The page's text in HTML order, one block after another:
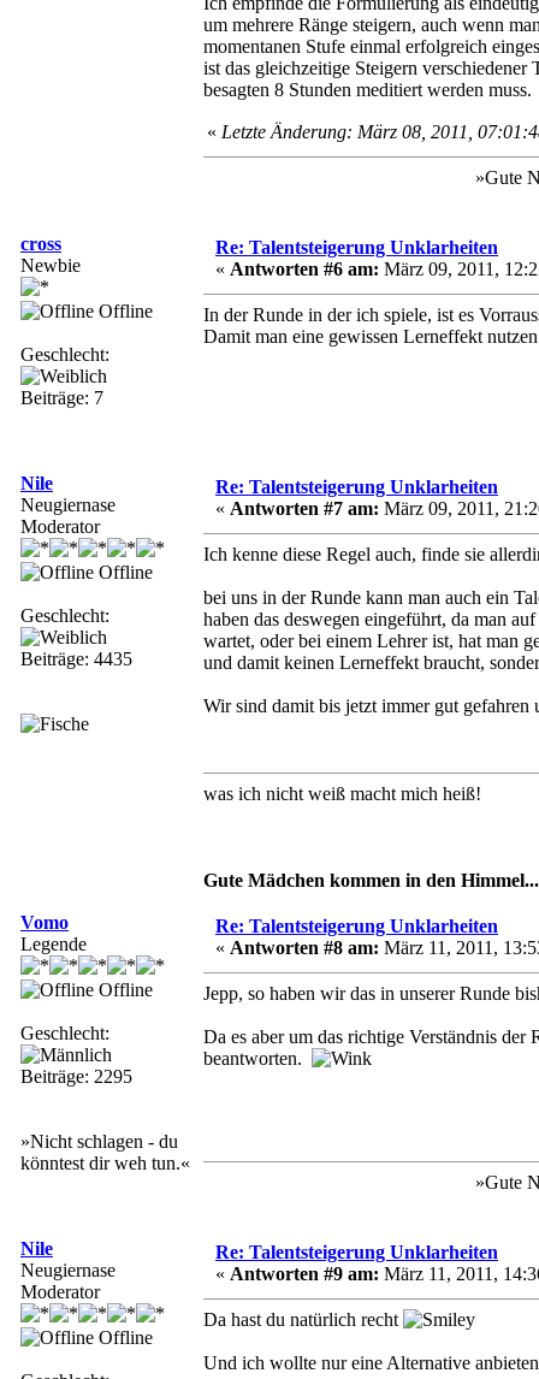
um mehrere Ränge steigern, auch wenn
momentanen Stufe einmal erfolgreich
ist das gleichzeitige Steigern verschiedener
besagten 8 Stunden meditiert werden muss.
« Letzte Änderung: März 08, 2011,
»Gute
cross
Newbie
Offline
Geschlecht:
Beiträge: 7
Re: Talentsteigerung Unklarheiten
« Antworten #6 am: März 09, 2011,
In der Runde in der ich spiele, ist es
Damit man eine gewissen Lerneffekt
Nile
Neugiernase
Moderator
Offline
Geschlecht:
Beiträge: 4435
Re: Talentsteigerung Unklarheiten
« Antworten #7 am: März 09, 2011,
Ich kenne diese Regel auch, finde sie
bei uns in der Runde kann man auch ein
haben das deswegen eingeführt, da man
wartet, oder bei einem Lehrer ist, hat man
und damit keinen Lerneffekt braucht,
Wir sind damit bis jetzt immer gut gefahren
was ich nicht weiß macht mich heiß!
Gute Mädchen kommen in den
Vomo
Legende
Offline
Geschlecht:
Beiträge: 2295
»Nicht schlagen - du
könntest dir weh tun.«
Re: Talentsteigerung Unklarheiten
« Antworten #8 am: März 11, 2011,
Jepp, so haben wir das in unserer Runde
Da es aber um das richtige Verständnis
beantworten.
»Gute
Nile
Neugiernase
Moderator
Offline
Re: Talentsteigerung Unklarheiten
« Antworten #9 am: März 11, 2011,
Da hast du natürlich recht
Und ich wollte nur eine Alternative